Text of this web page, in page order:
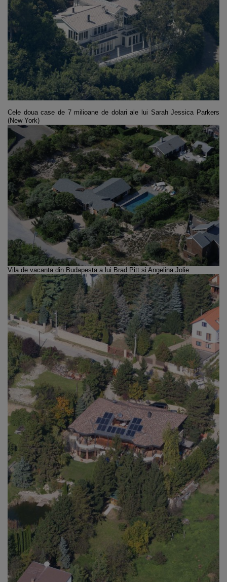
Cele doua case de 7 milioane de dolari ale
lui Sarah Jessica Parkers
(New York)
Vila de vacanta din Budapesta a lui Brad Pitt si Angelina Jolie